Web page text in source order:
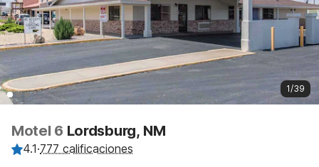
1/39
Motel 6 Lordsburg, NM
4.1·777 calificaciones